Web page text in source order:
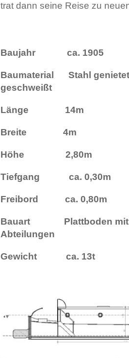
trat dann seine Reise zu
Baujahr ca. 1905
Baumaterial Stahl
geschweißt
Länge 14m
Breite 4m
Höhe 2,80m
Tiefgang ca. 0,30m
Freibord ca. 0,80m
Bauart Plattboden mit 3
Abteilungen
Gewicht ca. 13t